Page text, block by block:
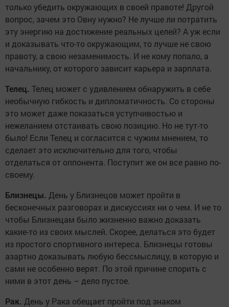
только убедить окружающих в своей правоте! Другой
вопрос, зачем это Овну нужно? Не лучше ли потратить
эту энергию на достижение реальных целей? А уж если
и доказывать что-то окружающим, то лучше не свою
правоту, а свою незаменимость. И не кому попало, а
начальнику, от которого зависит карьера и зарплата.
Телец. Телец может с удивлением обнаружить в себе
необычную гибкость и дипломатичность. Со стороны
это может даже показаться уступчивостью и
нежеланием отстаивать свою позицию. Но не тут-то
было! Если Телец и согласится с чужим мнением, то
сделает это исключительно для того, чтобы
отделаться от оппонента. Поступит же он все равно по-
своему.
Близнецы. День у Близнецов может пройти в
бесконечных разговорах и дискуссиях ни о чем. И не то
чтобы Близнецам было жизненно важно доказать
какие-то из своих мыслей. Скорее, делаться это будет
из простого спортивного интереса. Близнецы готовы
азартно доказывать любую бессмыслицу, в которую и
сами не особенно верят. По этой причине спорить с
ними в этот день – дело пустое.
Рак. День у Рака обещает пройти под знаком